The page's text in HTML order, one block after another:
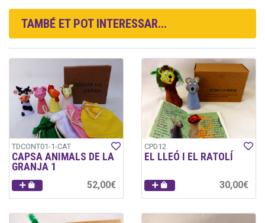
TAMBÉ ET POT INTERESSAR...
TDCONT01-1-CAT
CAPSA ANIMALS DE LA
GRANJA 1
52,00€
CPD12
EL LLEÓ I EL RATOLÍ
30,00€